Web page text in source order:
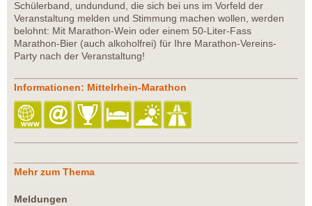
Schülerband, undundund, die sich bei uns im Vorfeld der
Veranstaltung melden und Stimmung machen wollen, werden
belohnt: Mit Marathon-Wein oder einem 50-Liter-Fass
Marathon-Bier (auch alkoholfrei) für Ihre Marathon-Vereins-
Party nach der Veranstaltung!
Informationen: Mittelrhein-Marathon
Mehr zum Thema
Meldungen